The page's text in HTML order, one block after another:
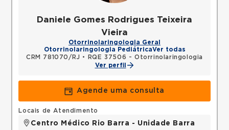
Daniele Gomes Rodrigues Teixeira
Vieira
Otorrinolaringologia Geral
Otorrinolaringologia PediátricaVer todas
CRM 781070/RJ •
RQE 37506 - Otorrinolaringologia
Ver perfil
Agende uma consulta
Locais de Atendimento
Centro Médico Rio Barra - Unidade Barra